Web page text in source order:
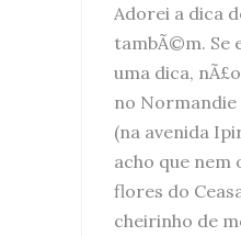
Adorei a dica
tambÃ©m. Se
uma dica,
no
(na avenida
acho que nem
flores do
cheirinho de